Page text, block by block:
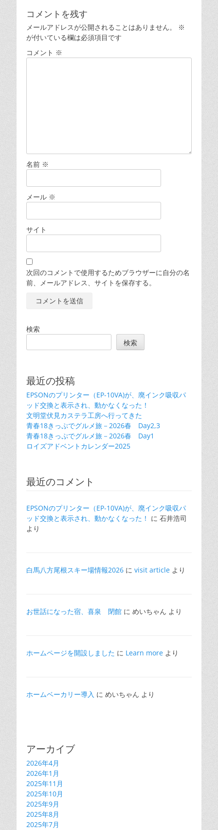
ゲ
ー
シ
ョ
コメントを残す
メールアドレスが公開されることはありません。
※
が付いている欄は必須項目です
コメント ※
名前 ※
メール ※
サイト
次回のコメントで使用するためブラウザーに自分の名
前、メールアドレス、サイトを保存する。
検索
検索
最近の投稿
EPSONのプリンター（EP-10VA)が、廃インク吸収パ
ッド交換と表示され、動かなくなった！
文明堂伏見カステラ工房へ行ってきた
青春18きっぷでグルメ旅－2026春 Day2,3
青春18きっぷでグルメ旅－2026春 Day1
ロイズアドベントカレンダー2025
最近のコメント
EPSONのプリンター（EP-10VA)が、廃インク吸収パ
ッド交換と表示され、動かなくなった！ に 石井浩司
より
白馬八方尾根スキー場情報2026 に visit article より
お世話になった宿、喜泉 閉館 に めいちゃん より
ホームページを開設しました に Learn more より
ホームベーカリー導入 に めいちゃん より
アーカイブ
2026年4月
2026年1月
2025年11月
2025年10月
2025年9月
2025年8月
2025年7月